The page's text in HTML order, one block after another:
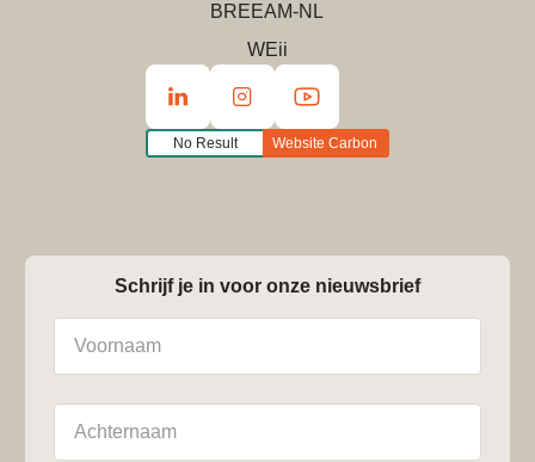
BREEAM-NL
WEii
No Result Website Carbon
Schrijf je in voor onze nieuwsbrief